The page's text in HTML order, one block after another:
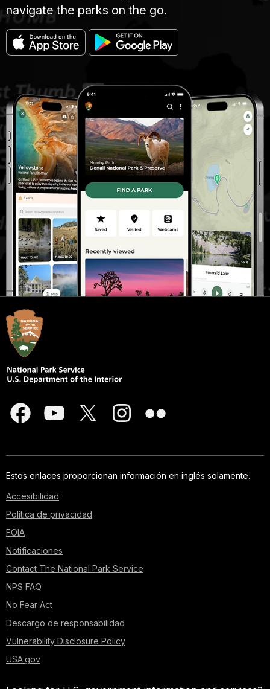
navigate the parks on the go.
Estos enlaces proporcionan información en inglés solamente.
Accesibilidad
Política de privacidad
FOIA
Notificaciones
Contact The National Park Service
NPS FAQ
No Fear Act
Descargo de responsabilidad
Vulnerability Disclosure Policy
USA.gov